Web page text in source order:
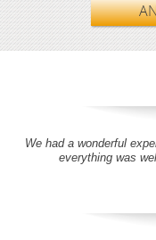
We had a wonderful
everything was